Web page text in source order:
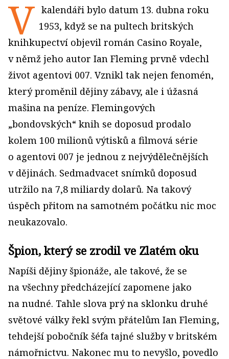
V kalendáři bylo datum 13. dubna roku
1953, když se na pultech britských
knihkupectví objevil román Casino Royale,
v němž jeho autor Ian Fleming prvně vdechl
život agentovi 007. Vznikl tak nejen fenomén,
který proměnil dějiny zábavy, ale i úžasná
mašina na peníze. Flemingových
„bondovských“ knih se doposud prodalo
kolem 100 milionů výtisků a filmová série
o agentovi 007 je jednou z nejvýdělečnějších
v dějinách. Sedmadvacet snímků doposud
utržilo na 7,8 miliardy dolarů. Na takový
úspěch přitom na samotném počátku nic moc
neukazovalo.
Špion, který se zrodil ve Zlatém oku
Napíši dějiny špionáže, ale takové, že se
na všechny předcházející zapomene jako
na nudné. Tahle slova prý na sklonku druhé
světové války řekl svým přátelům Ian Fleming,
tehdejší pobočník šéfa tajné služby v britském
námořnictvu. Nakonec mu to nevyšlo, povedlo